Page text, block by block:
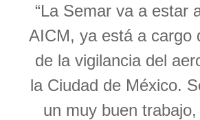
“La Semar va a estar
AICM, ya está a cargo
de la vigilancia del
la Ciudad de México.
un muy buen